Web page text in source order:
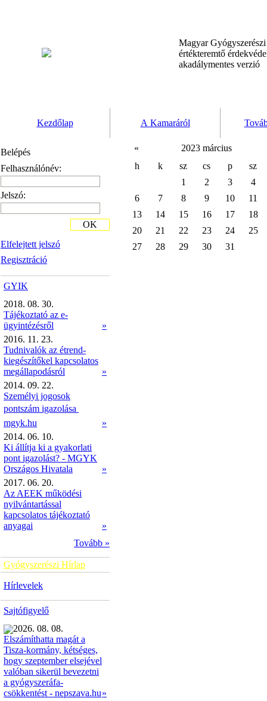
Magyar
értékteremtő
akadálymentes verzió
Kezdőlap A Kamaráról
Belépés
Felhasználónév:
Jelszó:
Elfelejtett jelszó
Regisztráció
OK
GYIK
2018. 08. 30.
Tájékoztató az e-
ügyintézésről
»
2016. 11. 23.
Tudnivalók az étrend-
kiegészítőkel kapcsolatos
megállapodásról
»
2014. 09. 22.
Személyi jogosok
pontszám igazolása 
mgyk.hu
»
2014. 06. 10.
Ki állítja ki a gyakorlati
pont igazolást? - MGYK
Országos Hivatala
»
2017. 06. 20.
Az AEEK működési
nyilvántartással
kapcsolatos tájékoztató
anyagai
»
Tovább »
Gyógyszerészi Hírlap
Hírlevelek
Sajtófigyelő
2026. 08. 08.
Elszámíthatta magát a
Tisza-kormány, kétséges,
hogy szeptember elsejével
valóban sikerül bevezetni
a gyógyszeráfa-
csökkentést - nepszava.hu»
«
2023 március
h
k sz cs p
sz
1
2 3
4
6
7 8 9 10
11
13
14 15 16 17
18
20
21 22 23 24
25
27
28 29 30 31